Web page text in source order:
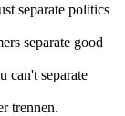
separate politics
separate good
can't separate
trennen.